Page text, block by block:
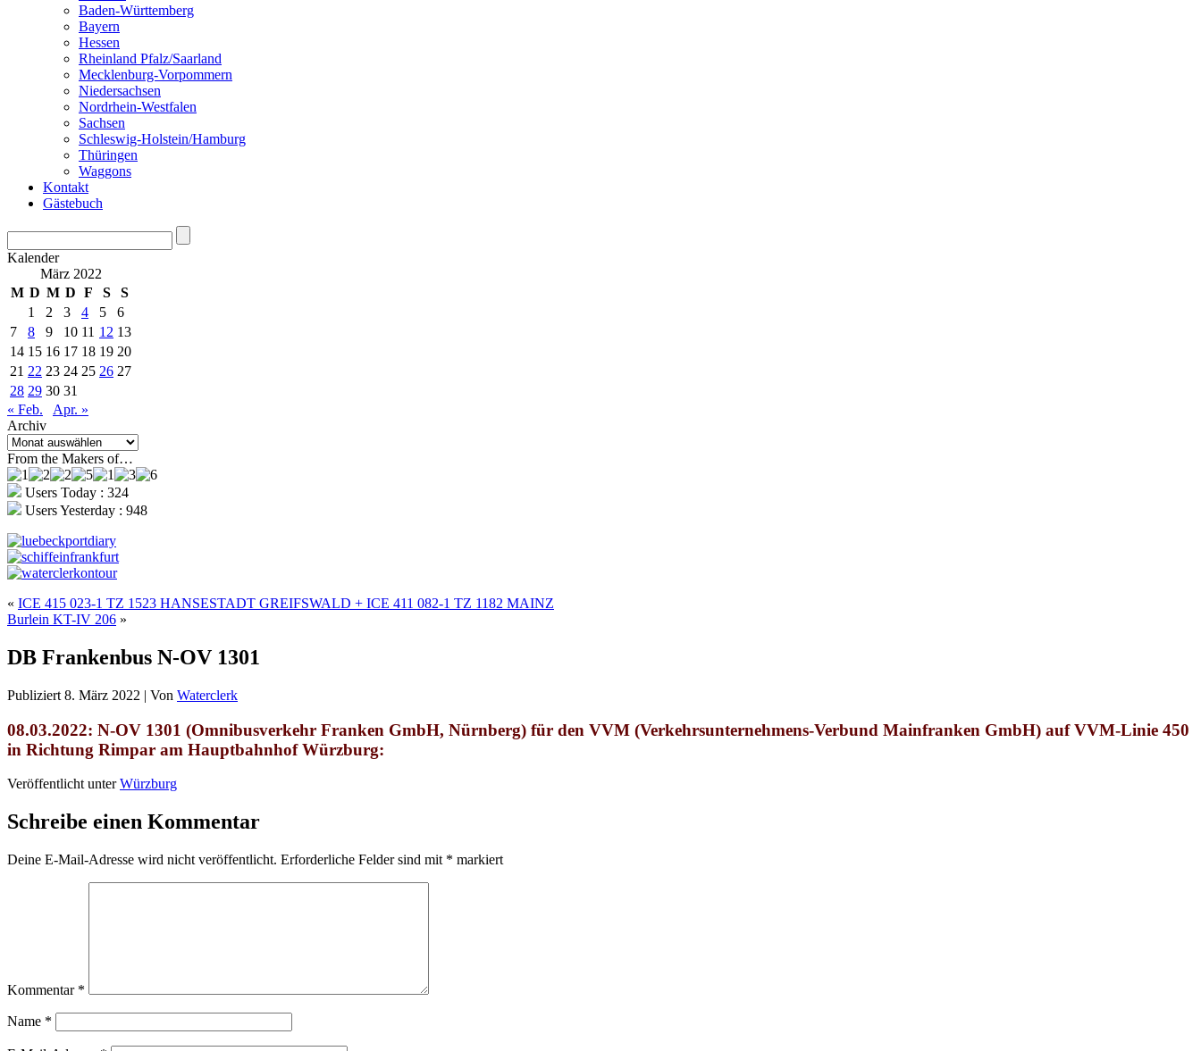
Baden-Württemberg
Bayern
Hessen
Rheinland Pfalz/Saarland
Mecklenburg-Vorpommern
Niedersachsen
Nordrhein-Westfalen
Sachsen
Schleswig-Holstein/Hamburg
Thüringen
Waggons
Kontakt
Gästebuch
Kalender
März 2022
M D M D F S
S
1
2 3 4 5
6
7
8 9 10 11 12 13
14 15 16 17 18 19 20
21 22 23 24 25 26 27
28 29 30 31
« Feb.
Apr. »
Archiv
Archiv
From the Makers of…
Users Today : 324
Users Yesterday : 948
« ICE 415 023-1 TZ 1523 HANSESTADT GREIFSWALD + ICE 411 082-1 TZ 1182 MAINZ
Burlein KT-IV 206 »
DB Frankenbus N-OV 1301
Publiziert 8. März 2022 | Von Waterclerk
08.03.2022: N-OV 1301 (Omnibusverkehr Franken GmbH, Nürnberg) für den VVM (Verkehrsunternehmens-Verbund Mainfranken GmbH) auf VVM-Linie 450
in Richtung Rimpar am Hauptbahnhof Würzburg:
Veröffentlicht unter Würzburg
Schreibe einen Kommentar
Deine E-Mail-Adresse wird nicht veröffentlicht. Erforderliche Felder sind mit * markiert
Kommentar *
Name *